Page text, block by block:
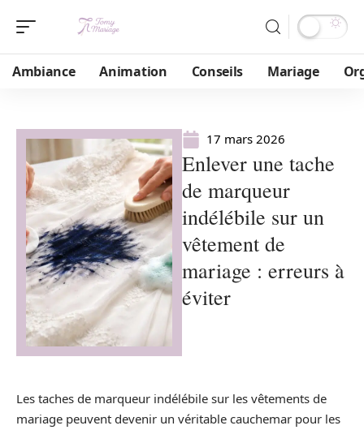
Ambiance Animation Conseils Mariage
17 mars 2026
Enlever une tache
de marqueur
indélébile sur un
vêtement de
mariage : erreurs à
éviter
Les taches de marqueur indélébile sur les vêtements de
mariage peuvent devenir un véritable cauchemar pour les